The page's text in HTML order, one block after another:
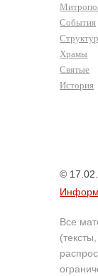
События
Храмы
Святые
История
©
Все